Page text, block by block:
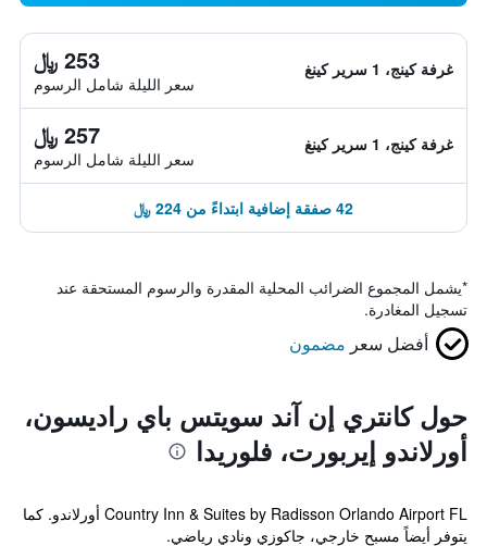
غرفة كينج، 1 سرير كينغ 253 ﷼
سعر الليلة شامل الرسوم
غرفة كينج، 1 سرير كينغ 257 ﷼
سعر الليلة شامل الرسوم
42 صفقة إضافية ابتداءً من 224 ﷼
*يشمل المجموع الضرائب المحلية المقدرة والرسوم المستحقة عند
تسجيل المغادرة.
أفضل سعر مضمون
حول كانتري إن آند سويتس باي راديسون،
أورلاندو إيربورت، فلوريدا
Country Inn & Suites by Radisson Orlando Airport FL أورلاندو. كما
يتوفر أيضاً مسبح خارجي، جاكوزي ونادي رياضي.